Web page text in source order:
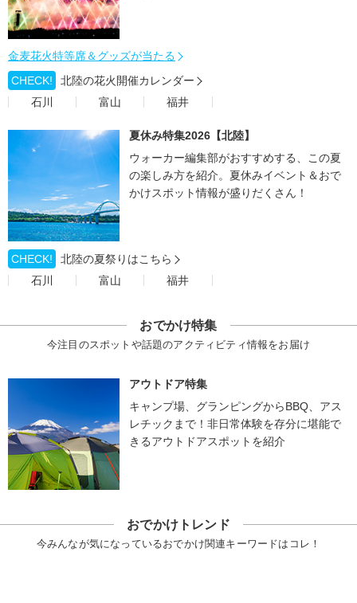
金麦花火特等席＆グッズが当たる
CHECK!
北陸の花火開催カレンダー
石川
富山 福井
夏休み特集2026【北陸】
ウォーカー編集部がおすすめする、この夏
の楽しみ方を紹介。夏休みイベント＆おで
かけスポット情報が盛りだくさん！
CHECK!
北陸の夏祭りはこちら
石川
富山 福井
おでかけ特集
今注目のスポットや話題のアクティビティ情報をお届け
アウトドア特集
キャンプ場、グランピングからBBQ、アス
レチックまで！非日常体験を存分に堪能で
きるアウトドアスポットを紹介
おでかけトレンド
今みんなが気になっているおでかけ関連キーワードはコレ！